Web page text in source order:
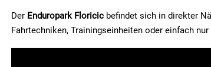
Der Enduropark Floricic befindet sich in direkter
Fahrtechniken, Trainingseinheiten oder einfach